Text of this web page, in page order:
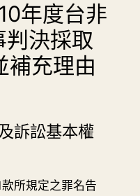
年度台非
決採取
補充理由
訴訟基本權
所規定之罪名告